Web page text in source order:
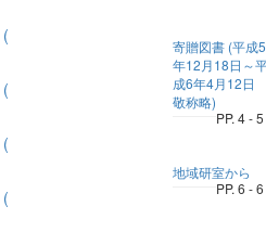
(
(
(
(
寄贈図書 (平成5
年12月18日～
成6年4月12日
敬称略)
PP. 4 - 5
地域研室から
PP. 6 - 6